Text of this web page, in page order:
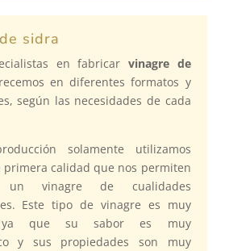
sidra
en fabricar vinagre de
en diferentes formatos y
según las necesidades de cada
solamente utilizamos
primera calidad que nos permiten
un vinagre de cualidades
Este tipo de vinagre es muy
ya que su sabor es muy
y sus propiedades son muy